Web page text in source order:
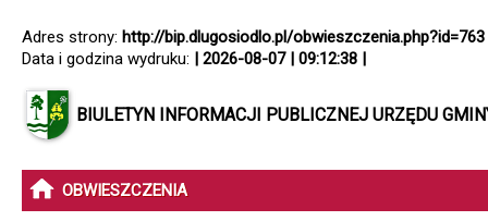
Adres strony: http://bip.dlugosiodlo.pl/obwieszczenia.php?id=763
Data i godzina wydruku: | 2026-08-07 | 09:12:38 |
BIULETYN INFORMACJI PUBLICZNEJ URZĘDU
OBWIESZCZENIA